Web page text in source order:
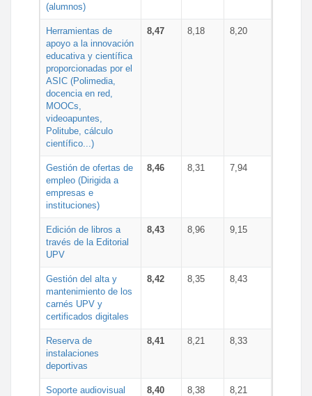
(alumnos)
Herramientas de
apoyo a la innovación
educativa y científica
proporcionadas por el
ASIC (Polimedia,
docencia en red,
MOOCs,
videoapuntes,
Politube, cálculo
científico...)
8,47 8,18 8,20
Gestión de ofertas de
empleo (Dirigida a
empresas e
instituciones)
8,46 8,31 7,94
Edición de libros a
través de la Editorial
UPV
8,43 8,96 9,15
Gestión del alta y
mantenimiento de los
carnés UPV y
certificados digitales
8,42 8,35 8,43
Reserva de
instalaciones
deportivas
8,41 8,21 8,33
Soporte audiovisual
8,40 8,38 8,21